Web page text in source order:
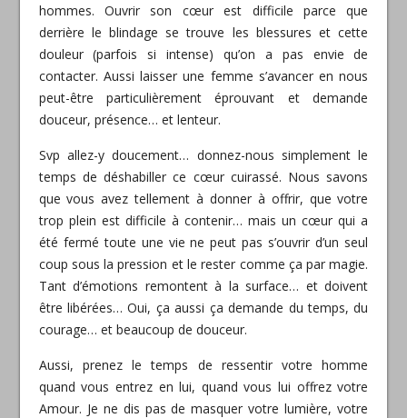
hommes. Ouvrir son cœur est difficile parce que
derrière le blindage se trouve les blessures et cette
douleur (parfois si intense) qu’on a pas envie de
contacter. Aussi laisser une femme s’avancer en nous
peut-être particulièrement éprouvant et demande
douceur, présence… et lenteur.
Svp allez-y doucement… donnez-nous simplement le
temps de déshabiller ce cœur cuirassé. Nous savons
que vous avez tellement à donner à offrir, que votre
trop plein est difficile à contenir… mais un cœur qui a
été fermé toute une vie ne peut pas s’ouvrir d’un seul
coup sous la pression et le rester comme ça par magie.
Tant d’émotions remontent à la surface… et doivent
être libérées… Oui, ça aussi ça demande du temps, du
courage… et beaucoup de douceur.
Aussi, prenez le temps de ressentir votre homme
quand vous entrez en lui, quand vous lui offrez votre
Amour. Je ne dis pas de masquer votre lumière, votre